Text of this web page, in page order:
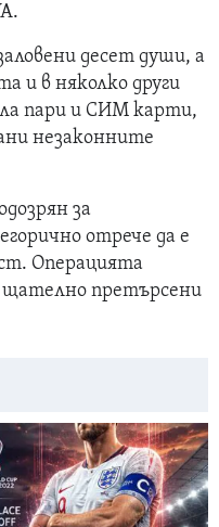
десет души, а
и в няколко други
пари и СИМ карти,
незаконните
за
отрече да е
Операцията
претърсени